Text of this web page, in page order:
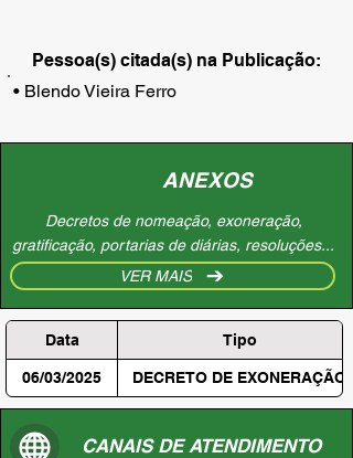
Pessoa(s) citada(s) na Publicação:
• Blendo Vieira Ferro
ANEXOS
Decretos de nomeação, exoneração,
gratificação, portarias de diárias, resoluções...
VER MAIS
Data Tipo
06/03/2025 DECRETO DE EXONERAÇÃO
CANAIS DE ATENDIMENTO